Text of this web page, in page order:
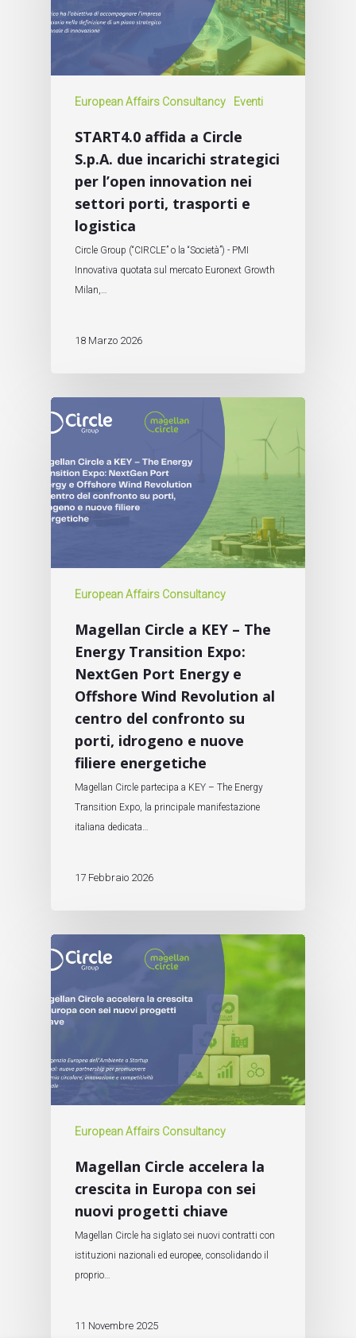
European Affairs Consultancy Eventi
START4.0 affida a Circle
S.p.A. due incarichi strategici
per l’open innovation nei
settori porti, trasporti e
logistica
Circle Group (“CIRCLE” o la “Società”) - PMI
Innovativa quotata sul mercato Euronext Growth
Milan,…
18 Marzo 2026
European Affairs Consultancy
Magellan Circle a KEY – The
Energy Transition Expo:
NextGen Port Energy e
Offshore Wind Revolution al
centro del confronto su
porti, idrogeno e nuove
filiere energetiche
Magellan Circle partecipa a KEY – The Energy
Transition Expo, la principale manifestazione
italiana dedicata…
17 Febbraio 2026
European Affairs Consultancy
Magellan Circle accelera la
crescita in Europa con sei
nuovi progetti chiave
Magellan Circle ha siglato sei nuovi contratti con
istituzioni nazionali ed europee, consolidando il
proprio…
11 Novembre 2025